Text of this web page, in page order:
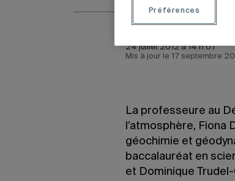
24 juillet 2012 à 14 h 07
Mis à jour le 17 septembre
La professeure au
l’atmosphère,
géochimie et
baccalauréat en
et Dominique
Préférences